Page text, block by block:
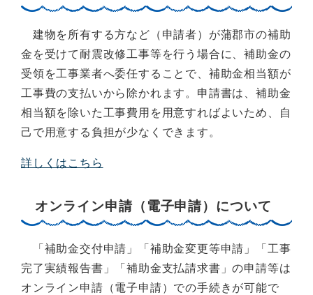
建物を所有する方など（申請者）が蒲郡市の補助
金を受けて耐震改修工事等を行う場合に、補助金の
受領を工事業者へ委任することで、補助金相当額が
工事費の支払いから除かれます。申請書は、補助金
相当額を除いた工事費用を用意すればよいため、自
己で用意する負担が少なくできます。
詳しくはこちら
オンライン申請（電子申請）について
「補助金交付申請」「補助金変更等申請」「工事
完了実績報告書」「補助金支払請求書」の申請等は
オンライン申請（電子申請）での手続きが可能で